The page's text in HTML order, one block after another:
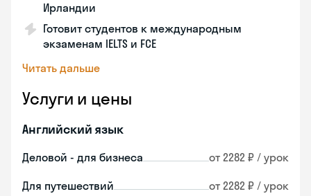
Ирландии
Готовит студентов к международным
экзаменам IELTS и FCE
Читать дальше
Услуги и цены
Английский язык
Деловой - для бизнеса от 2282 ₽ / урок
Для путешествий от 2282 ₽ / урок